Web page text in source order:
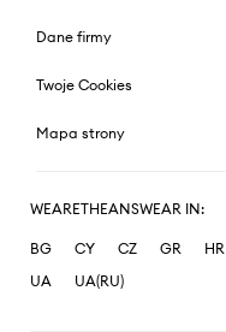
Dane firmy
Twoje Cookies
Mapa strony
WEARETHEANSWEAR IN:
BG CY CZ GR HR
UA
UA(RU)